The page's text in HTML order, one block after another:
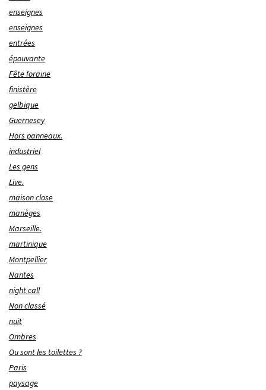
enseignes
enseignes
entrées
épouvante
Fête foraine
finistère
gelbique
Guernesey
Hors panneaux.
industriel
Les gens
Live.
maison close
manèges
Marseille.
martinique
Montpellier
Nantes
night call
Non classé
nuit
Ombres
Ou sont les toilettes ?
Paris
paysage